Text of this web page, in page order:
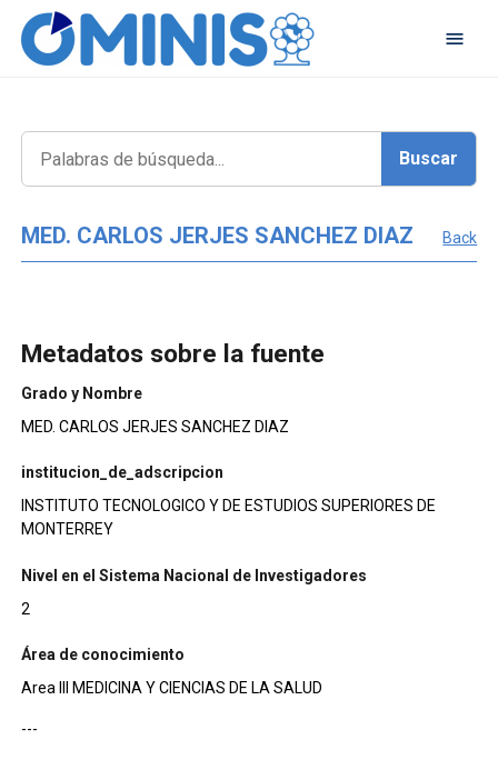
MED. CARLOS JERJES SANCHEZ DIAZ Back
Metadatos sobre la fuente
Grado y Nombre
MED. CARLOS JERJES SANCHEZ DIAZ
institucion_de_adscripcion
INSTITUTO TECNOLOGICO Y DE ESTUDIOS SUPERIORES DE
MONTERREY
Nivel en el Sistema Nacional de Investigadores
2
Área de conocimiento
Area III MEDICINA Y CIENCIAS DE LA SALUD
---